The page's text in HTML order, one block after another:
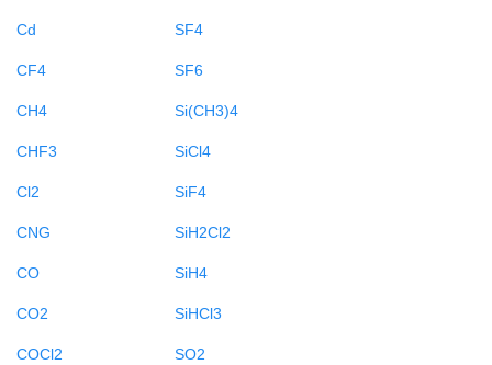
Cd
CF4
CH4
CHF3
Cl2
CNG
CO
CO2
COCl2
SF4
SF6
Si(CH3)4
SiCl4
SiF4
SiH2Cl2
SiH4
SiHCl3
SO2